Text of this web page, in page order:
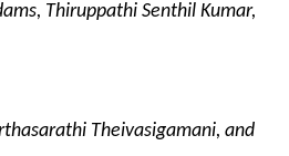
Thiruppathi Senthil Kumar,
Theivasigamani, and